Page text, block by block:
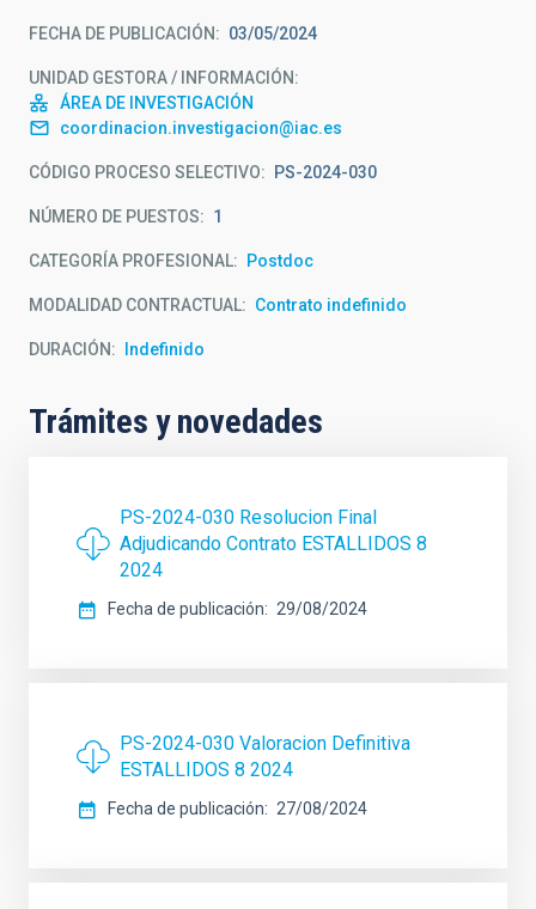
FECHA DE PUBLICACIÓN 03/05/2024
UNIDAD GESTORA / INFORMACIÓN
ÁREA DE INVESTIGACIÓN
coordinacion.investigacion@iac.es
CÓDIGO PROCESO SELECTIVO PS-2024-030
NÚMERO DE PUESTOS 1
CATEGORÍA PROFESIONAL Postdoc
MODALIDAD CONTRACTUAL Contrato indefinido
DURACIÓN Indefinido
Trámites y novedades
PS-2024-030 Resolucion Final
Adjudicando Contrato ESTALLIDOS 8
2024
Fecha de publicación 29/08/2024
PS-2024-030 Valoracion Definitiva
ESTALLIDOS 8 2024
Fecha de publicación 27/08/2024